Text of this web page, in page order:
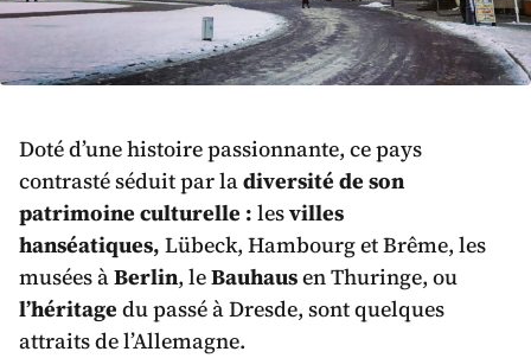
Doté d’une histoire passionnante, ce pays
contrasté séduit par ladiversité de son
patrimoine culturelle : lesvilles
hanséatiques, Lübeck, Hambourg et Brême, les
musées àBerlin, leBauhausen Thuringe, ou
l’héritage du passé à Dresde, sont quelques
attraits de l’Allemagne.